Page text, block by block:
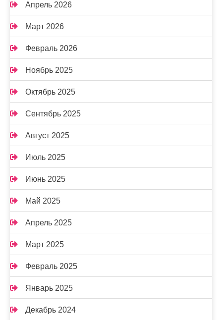
Апрель 2026
Март 2026
Февраль 2026
Ноябрь 2025
Октябрь 2025
Сентябрь 2025
Август 2025
Июль 2025
Июнь 2025
Май 2025
Апрель 2025
Март 2025
Февраль 2025
Январь 2025
Декабрь 2024